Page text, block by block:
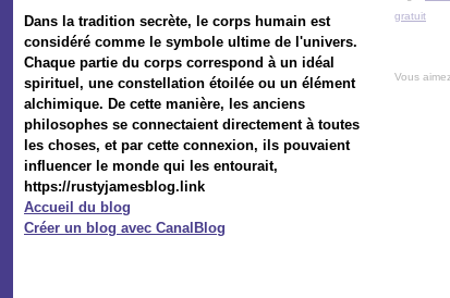
Dans la tradition secrète, le corps humain est
considéré comme le symbole ultime de l'univers.
Chaque partie du corps correspond à un idéal
spirituel, une constellation étoilée ou un élément
alchimique. De cette manière, les anciens
philosophes se connectaient directement à toutes
les choses, et par cette connexion, ils pouvaient
influencer le monde qui les entourait,
https://rustyjamesblog.link
Accueil du blog
Créer un blog avec CanalBlog
gratuit
Vous